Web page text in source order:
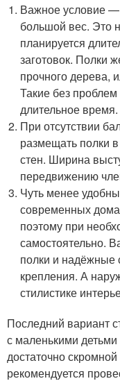
Важное условие —
большой вес. Это
планируется
заготовок. Полки
прочного дерева,
Такие без
длительное время.
При отсутствии
размещать полки
стен. Ширина
передвижению
Чуть менее
современных
поэтому при
самостоятельно.
полки и надёжные
крепления. А
стилистике
Последний вариант
с маленькими
достаточно
рекомендуется